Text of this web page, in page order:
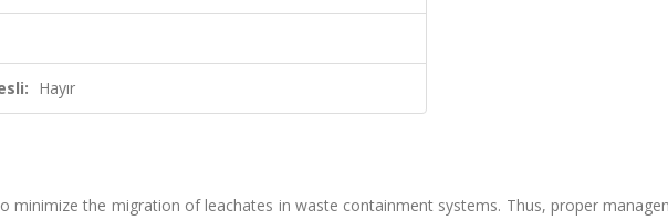
Hayır
minimize the migration of leachates in waste containment systems. Thus, proper